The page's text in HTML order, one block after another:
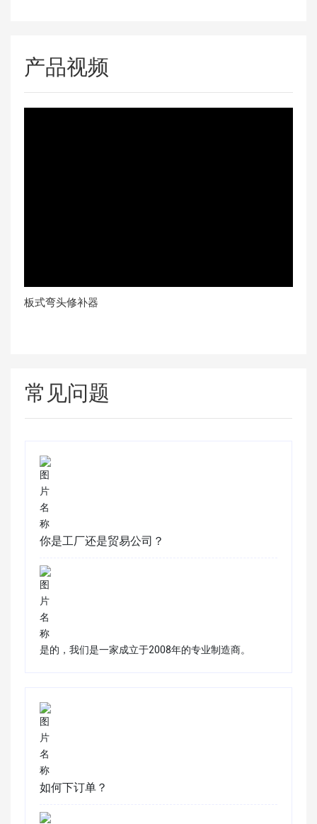
产品视频
板式弯头修补器
常见问题
你是工厂还是贸易公司？
是的，我们是一家成立于2008年的专业制造商。
如何下订单？